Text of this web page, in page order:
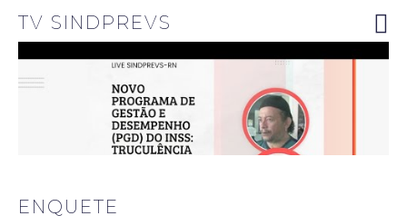
TV SINDPREVS
do INSS
ENQUETE